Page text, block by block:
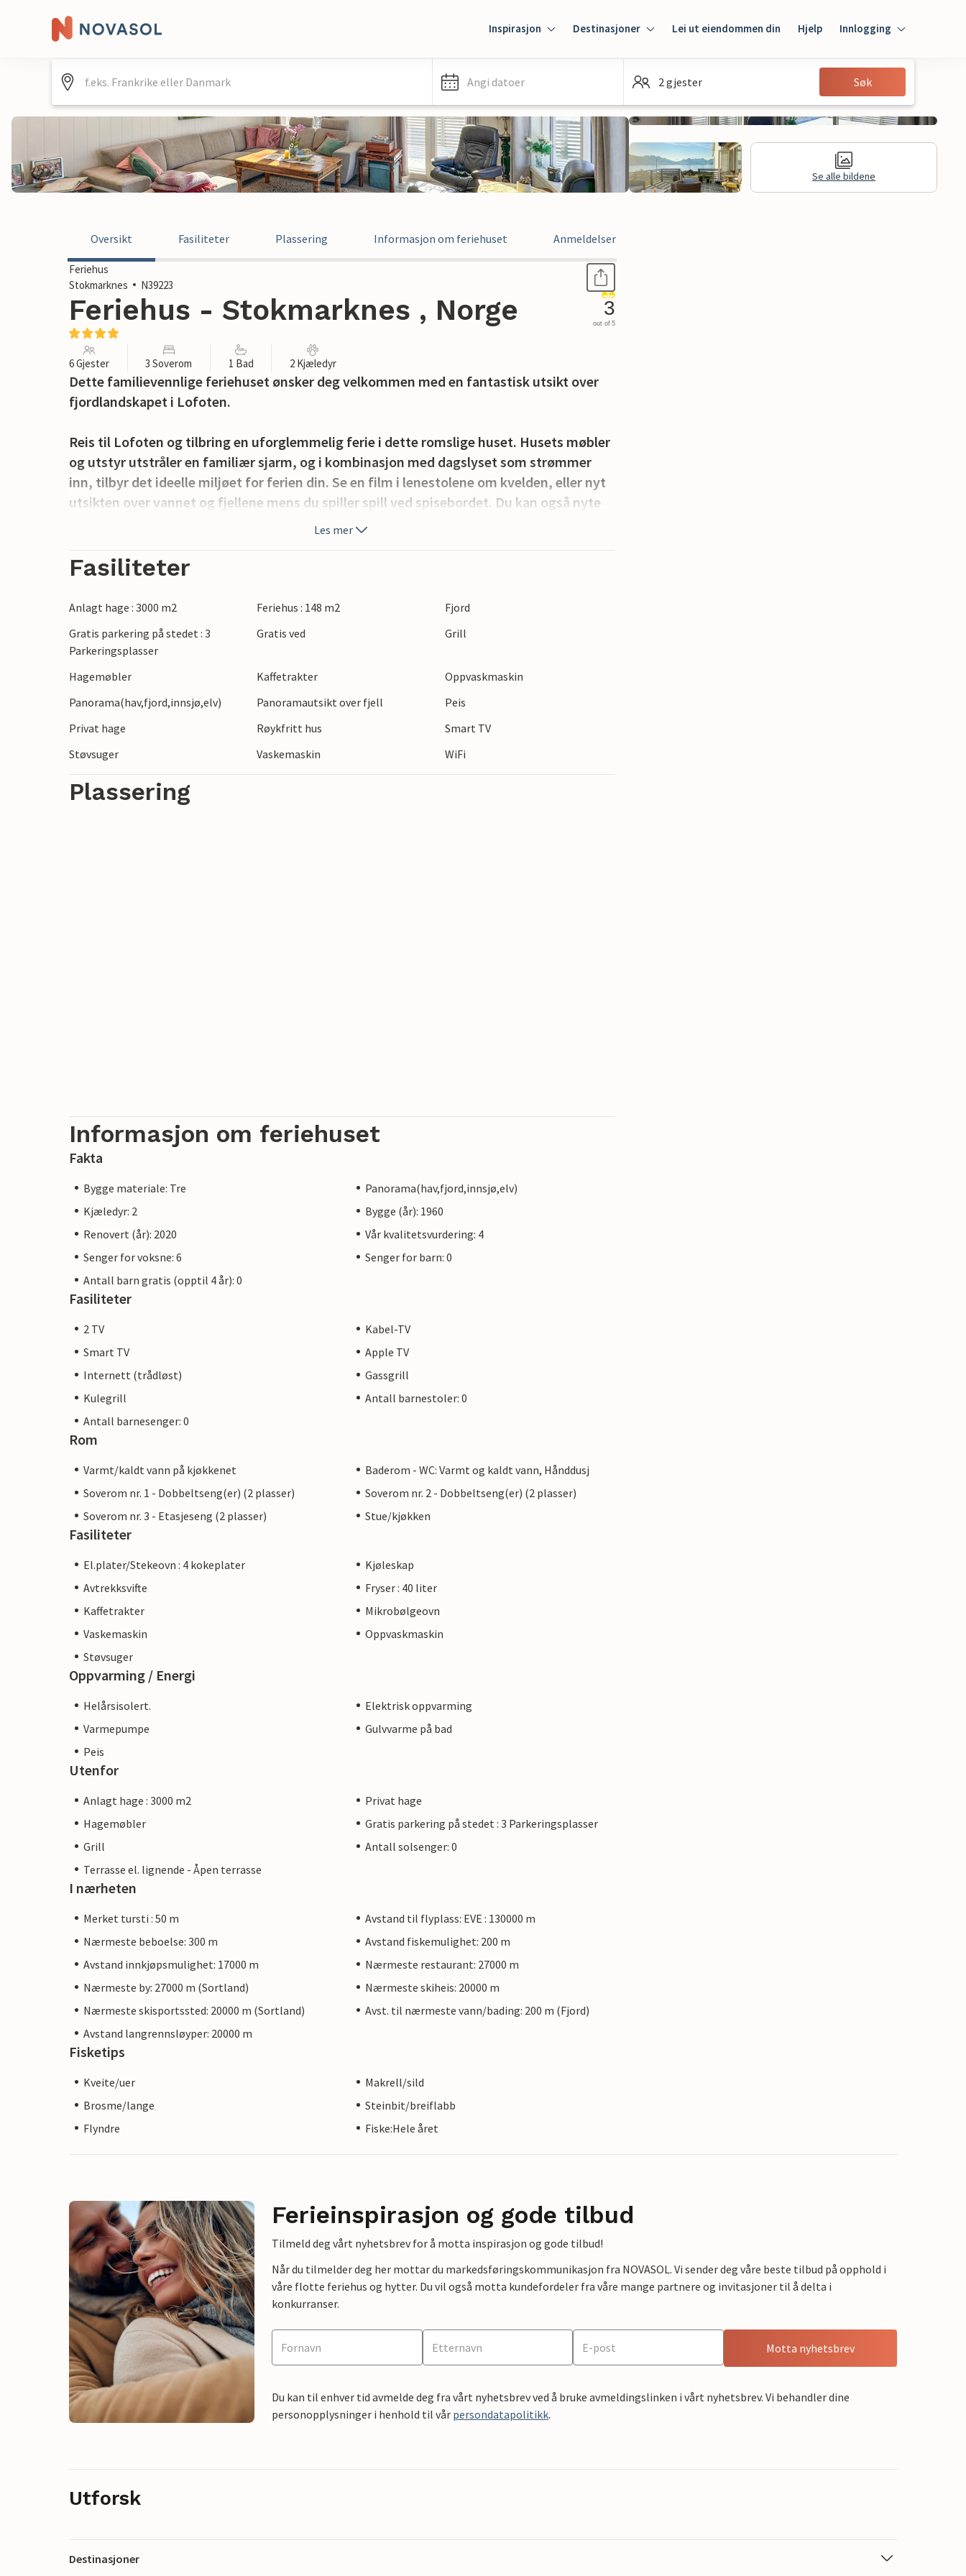
Inspirasjon Destinasjoner Lei ut eiendommen din Hjelp Innlogging
Innlogging
Gjest
Angi datoer 2 gjester Søk
Se alle bildene
Oversikt Fasiliteter Plassering Informasjon om feriehuset Anmeldelser
Feriehus
Stokmarknes
N39223
Feriehus - Stokmarknes , Norge 3
out of 5
6 Gjester 3 Soverom 1 Bad 2 Kjæledyr
Dette familievennlige feriehuset ønsker deg velkommen med en fantastisk utsikt over
fjordlandskapet i Lofoten.
Reis til Lofoten og tilbring en uforglemmelig ferie i dette romslige huset. Husets møbler
og utstyr utstråler en familiær sjarm, og i kombinasjon med dagslyset som strømmer
inn, tilbyr det ideelle miljøet for ferien din. Se en film i lenestolene om kvelden, eller nyt
utsikten over vannet og fjellene mens du spiller spill ved spisebordet. Du kan også nyte
den store solterrassen, hvor du kan se på solnedgangen om kvelden og planlegge dine
utendørsaktiviteter. Gled deg til fisketurer, og ikke nøl med å besøke Hurtigrutemuseet i
grunnlagt her. Andre museer og attraksjoner som hvalsafari, Andøya Space Center eller
et besøk til de gamle fiskeværene kan stå på programmet.
Les mer
Fasiliteter
Anlagt hage : 3000 m2 Feriehus : 148 m2
Fjord
Gratis parkering på stedet : 3
Parkeringsplasser
Gratis ved Grill
Hagemøbler Kaffetrakter
Oppvaskmaskin
Panorama(hav,fjord,innsjø,elv)
Panoramautsikt over fjell
Peis
Privat hage
Røykfritt hus
Smart TV
Støvsuger
Vaskemaskin WiFi
Plassering
Informasjon om feriehuset
Fakta
Bygge materiale: Tre
Panorama(hav,fjord,innsjø,elv)
Kjæledyr: 2
Bygge (år): 1960
Renovert (år): 2020
Vår kvalitetsvurdering: 4
Senger for voksne: 6
Senger for barn: 0
Antall barn gratis (opptil 4 år): 0
Fasiliteter
2 TV
Kabel-TV
Smart TV
Apple TV
Internett (trådløst)
Gassgrill
Kulegrill
Antall barnestoler: 0
Antall barnesenger: 0
Rom
Varmt/kaldt vann på kjøkkenet
Baderom - WC: Varmt og kaldt vann, Hånddusj
Soverom nr. 1 - Dobbeltseng(er) (2 plasser)
Soverom nr. 2 - Dobbeltseng(er) (2 plasser)
Soverom nr. 3 - Etasjeseng (2 plasser)
Stue/kjøkken
Fasiliteter
El.plater/Stekeovn : 4 kokeplater
Kjøleskap
Avtrekksvifte
Fryser : 40 liter
Kaffetrakter
Mikrobølgeovn
Vaskemaskin
Oppvaskmaskin
Støvsuger
Oppvarming / Energi
Helårsisolert.
Elektrisk oppvarming
Varmepumpe
Gulvvarme på bad
Peis
Utenfor
Anlagt hage : 3000 m2
Privat hage
Hagemøbler
Gratis parkering på stedet : 3 Parkeringsplasser
Grill
Antall solsenger: 0
Terrasse el. lignende - Åpen terrasse
I nærheten
Merket tursti : 50 m
Avstand til flyplass: EVE : 130000 m
Nærmeste beboelse: 300 m
Avstand fiskemulighet: 200 m
Avstand innkjøpsmulighet: 17000 m
Nærmeste restaurant: 27000 m
Nærmeste by: 27000 m (Sortland)
Nærmeste skiheis: 20000 m
Nærmeste skisportssted: 20000 m (Sortland)
Avst. til nærmeste vann/bading: 200 m (Fjord)
Avstand langrennsløyper: 20000 m
Fisketips
Kveite/uer
Makrell/sild
Brosme/lange
Steinbit/breiflabb
Flyndre
Fiske:Hele året
Ferieinspirasjon og gode tilbud
Tilmeld deg vårt nyhetsbrev for å motta inspirasjon og gode tilbud!
Når du tilmelder deg her mottar du markedsføringskommunikasjon fra NOVASOL. Vi sender deg våre beste tilbud på opphold i
våre flotte feriehus og hytter. Du vil også motta kundefordeler fra våre mange partnere og invitasjoner til å delta i
konkurranser.
Motta nyhetsbrev
Du kan til enhver tid avmelde deg fra vårt nyhetsbrev ved å bruke avmeldingslinken i vårt nyhetsbrev. Vi behandler dine
personopplysninger i henhold til vår persondatapolitikk.
Utforsk
Destinasjoner